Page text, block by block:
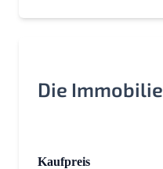
Die Immobilie
Kaufpreis